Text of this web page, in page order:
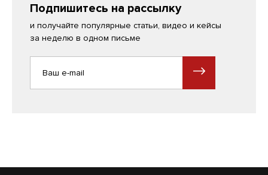
Подпишитесь на рассылку
и получайте популярные статьи, видео и кейсы
за неделю в одном письме